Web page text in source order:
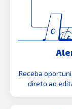
Receba
direto ao